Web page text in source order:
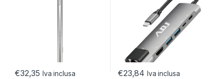
€32,35 Iva inclusa €23,84 Iva inclusa